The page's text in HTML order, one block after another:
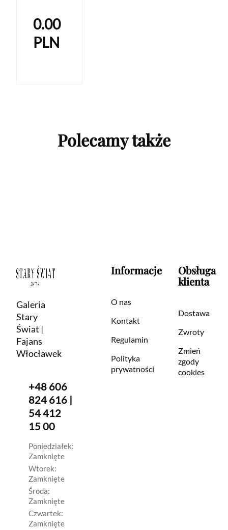
0.00
PLN
Polecamy także
Galeria
Stary
Świat |
Fajans
Włocławek
+48 606
824 616 |
54 412
15 00
Poniedziałek:
Zamknięte
Wtorek:
Zamknięte
Środa:
Zamknięte
Czwartek:
Zamknięte
Informacje
O nas
Kontakt
Regulamin
Polityka
prywatności
Obsługa
klienta
Dostawa
Zwroty
Zmień
zgody
cookies